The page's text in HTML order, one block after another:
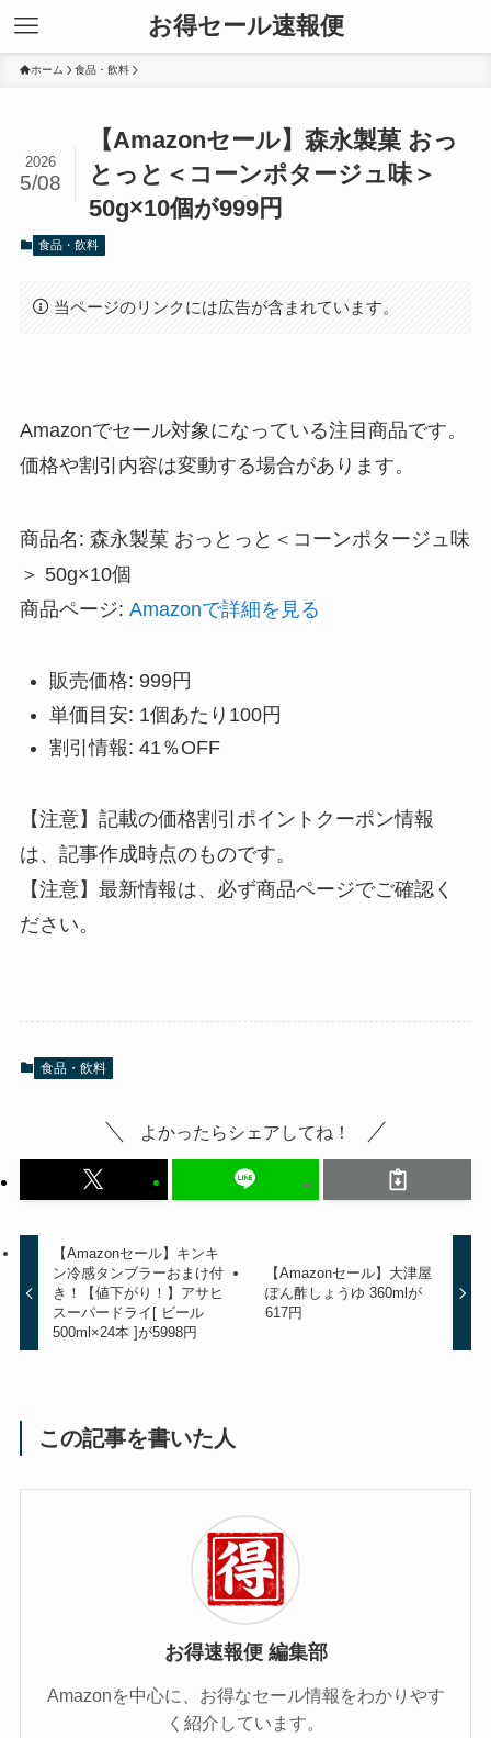
お得セール速報便
ホーム 食品・飲料
【Amazonセール】森永製菓 おっ
とっと＜コーンポタージュ味＞
50g×10個が999円
2026
5/08
食品・飲料
当ページのリンクには広告が含まれています。
Amazonでセール対象になっている注目商品です。
価格や割引内容は変動する場合があります。
商品名: 森永製菓 おっとっと＜コーンポタージュ味
＞ 50g×10個
商品ページ: Amazonで詳細を見る
販売価格: 999円
単価目安: 1個あたり100円
割引情報: 41％OFF
【注意】記載の価格割引ポイントクーポン情報
は、記事作成時点のものです。
【注意】最新情報は、必ず商品ページでご確認く
ださい。
食品・飲料
よかったらシェアしてね！
【Amazonセール】キンキ
ン冷感タンブラーおまけ付
き！【値下がり！】アサヒ
スーパードライ[ ビール
500ml×24本 ]が5998円
【Amazonセール】大津屋
ぽん酢しょうゆ 360mlが
617円
この記事を書いた人
お得速報便 編集部
Amazonを中心に、お得なセール情報をわかりやす
く紹介しています。